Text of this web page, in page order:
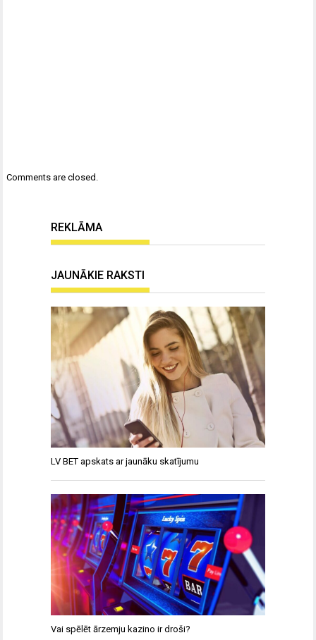
Comments are closed.
REKLĀMA
JAUNĀKIE RAKSTI
LV BET apskats ar jaunāku skatījumu
Vai spēlēt ārzemju kazino ir droši?